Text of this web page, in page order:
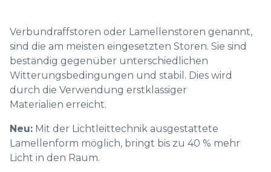
Verbundraffstoren oder Lamellenstoren genannt,
sind die am meisten eingesetzten Storen. Sie sind
beständig gegenüber unterschiedlichen
Witterungsbedingungen und stabil. Dies wird
durch die Verwendung erstklassiger
Materialien erreicht.
Neu: Mit der Lichtleittechnik ausgestattete
Lamellenform möglich, bringt bis zu 40 % mehr
Licht in den Raum.